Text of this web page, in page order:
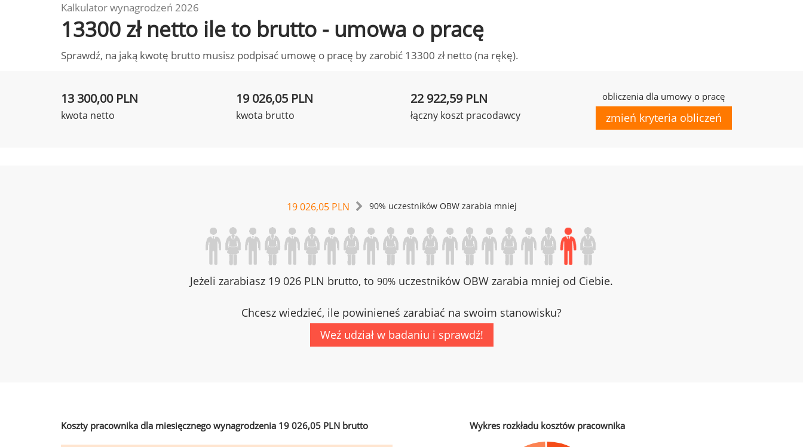
Kalkulator wynagrodzeń 2026
13300 zł netto ile to brutto - umowa o pracę
Sprawdź, na jaką kwotę brutto musisz podpisać umowę o pracę by zarobić 13300 zł netto (na rękę).
13 300,00 PLN
kwota netto
19 026,05 PLN
kwota brutto
22 922,59 PLN
łączny koszt pracodawcy
obliczenia dla umowy o pracę
zmień kryteria obliczeń
19 026,05 PLN 90% uczestników OBW zarabia mniej
Jeżeli zarabiasz 19 026 PLN brutto, to 90% uczestników OBW zarabia mniej od Ciebie.
Chcesz wiedzieć, ile powinieneś zarabiać na swoim stanowisku?
Weź udział w badaniu i sprawdź!
Koszty pracownika dla miesięcznego wynagrodzenia 19 026,05 PLN brutto Wykres rozkładu kosztów pracownika